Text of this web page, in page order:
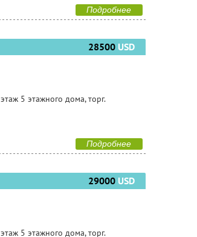
Подробнее
28500USD
5 этажного дома, торг.
Подробнее
29000USD
5 этажного дома, торг.